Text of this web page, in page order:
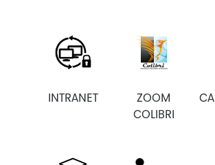
INTRANET
ZOOM
COLIBRI